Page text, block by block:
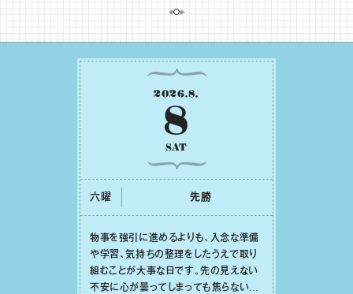
2026.8.
8
SAT
六曜 先勝
物事を強引に進めるよりも、⼊念な準備
や学習、気持ちの整理をしたうえで取り
組むことが⼤事な⽇です。先の⾒えない
不安に⼼が曇ってしまっても焦らない